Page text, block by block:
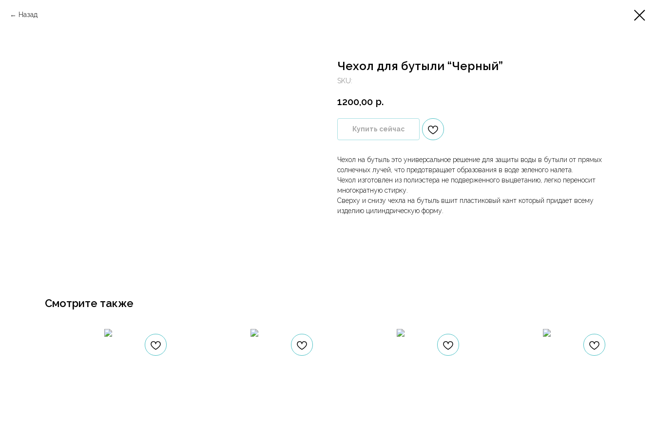
Назад
Чехол для бутыли “Черный”
SKU:
1200,00 р.
Купить сейчас
Чехол на бутыль это универсальное решение для защиты воды в бутыли от прямых
солнечных лучей, что предотвращает образования в воде зеленого налета.
Чехол изготовлен из полиэстера не подверженного выцветанию, легко переносит
многократную стирку.
Сверху и снизу чехла на бутыль вшит пластиковый кант который придает всему
изделию цилиндрическую форму.
Смотрите также